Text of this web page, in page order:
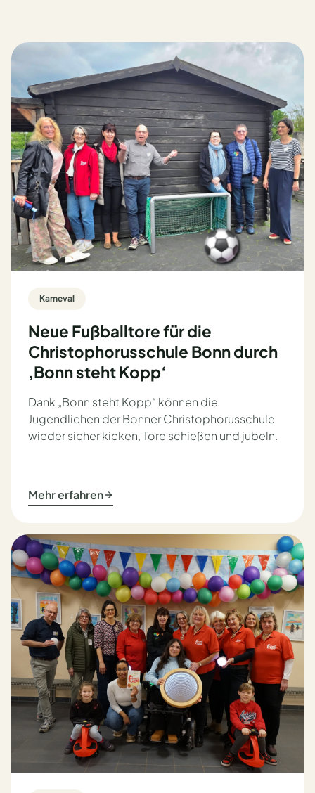
Karneval
Neue Fußballtore für die
Christophorusschule Bonn durch
‚Bonn steht Kopp‘
Dank „Bonn steht Kopp“ können die
Jugendlichen der Bonner Christophorusschule
wieder sicher kicken, Tore schießen und jubeln.
Mehr erfahren